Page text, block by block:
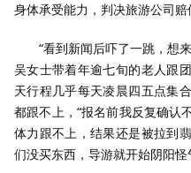
身体承受能力，判决旅游公司赔
“看到新闻后吓了一跳，想
吴女士带着年逾七旬的老人跟
天行程几乎每天凌晨四五点集
都跟不上，“报名前我反复确认
体力跟不上，结果还是被拉到
们没买东西，导游就开始阴阳